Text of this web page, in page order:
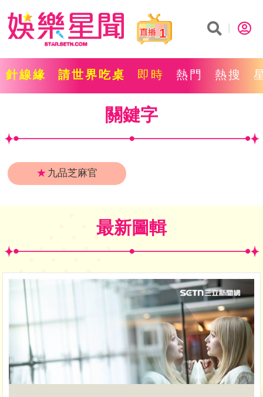
1
針線緣 請世界吃桌 即時 熱門 熱搜
關鍵字
★ 九品芝麻官
最新圖輯